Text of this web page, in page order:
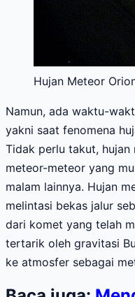
Hujan Meteor
Namun, ada waktu-
yakni saat fenomena
Tidak perlu takut, hujan
meteor-meteor yang
malam lainnya. Hujan
melintasi bekas jalur
dari komet yang telah
tertarik oleh gravitasi
ke atmosfer sebagai